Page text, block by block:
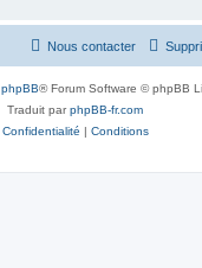
Nous contacter
phpBB® Forum Software © phpBB
Traduit parphpBB-fr.com
Confidentialité | Conditions